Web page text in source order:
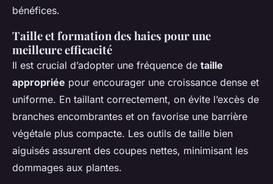
bénéfices.
Taille et formation des haies pour une
meilleure efficacité
Il est crucial d’adopter une fréquence de taille
appropriée pour encourager une croissance dense et
uniforme. En taillant correctement, on évite l’excès de
branches encombrantes et on favorise une barrière
végétale plus compacte. Les outils de taille bien
aiguisés assurent des coupes nettes, minimisant les
dommages aux plantes.